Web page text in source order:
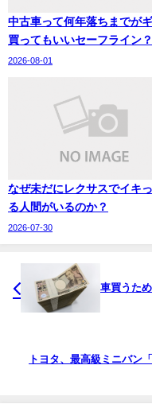
中古車って何年落ちまでが
買ってもいいセーフライン？
2026-08-01
なぜ未だにレクサスでイキ
る人間がいるのか？
2026-07-30
車買うた
トヨタ、最高級ミニバン